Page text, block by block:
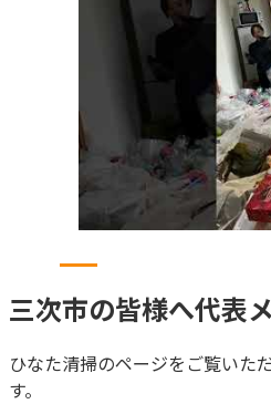
三次市の皆様へ代表
ひなた清掃のページをご覧いた
す。